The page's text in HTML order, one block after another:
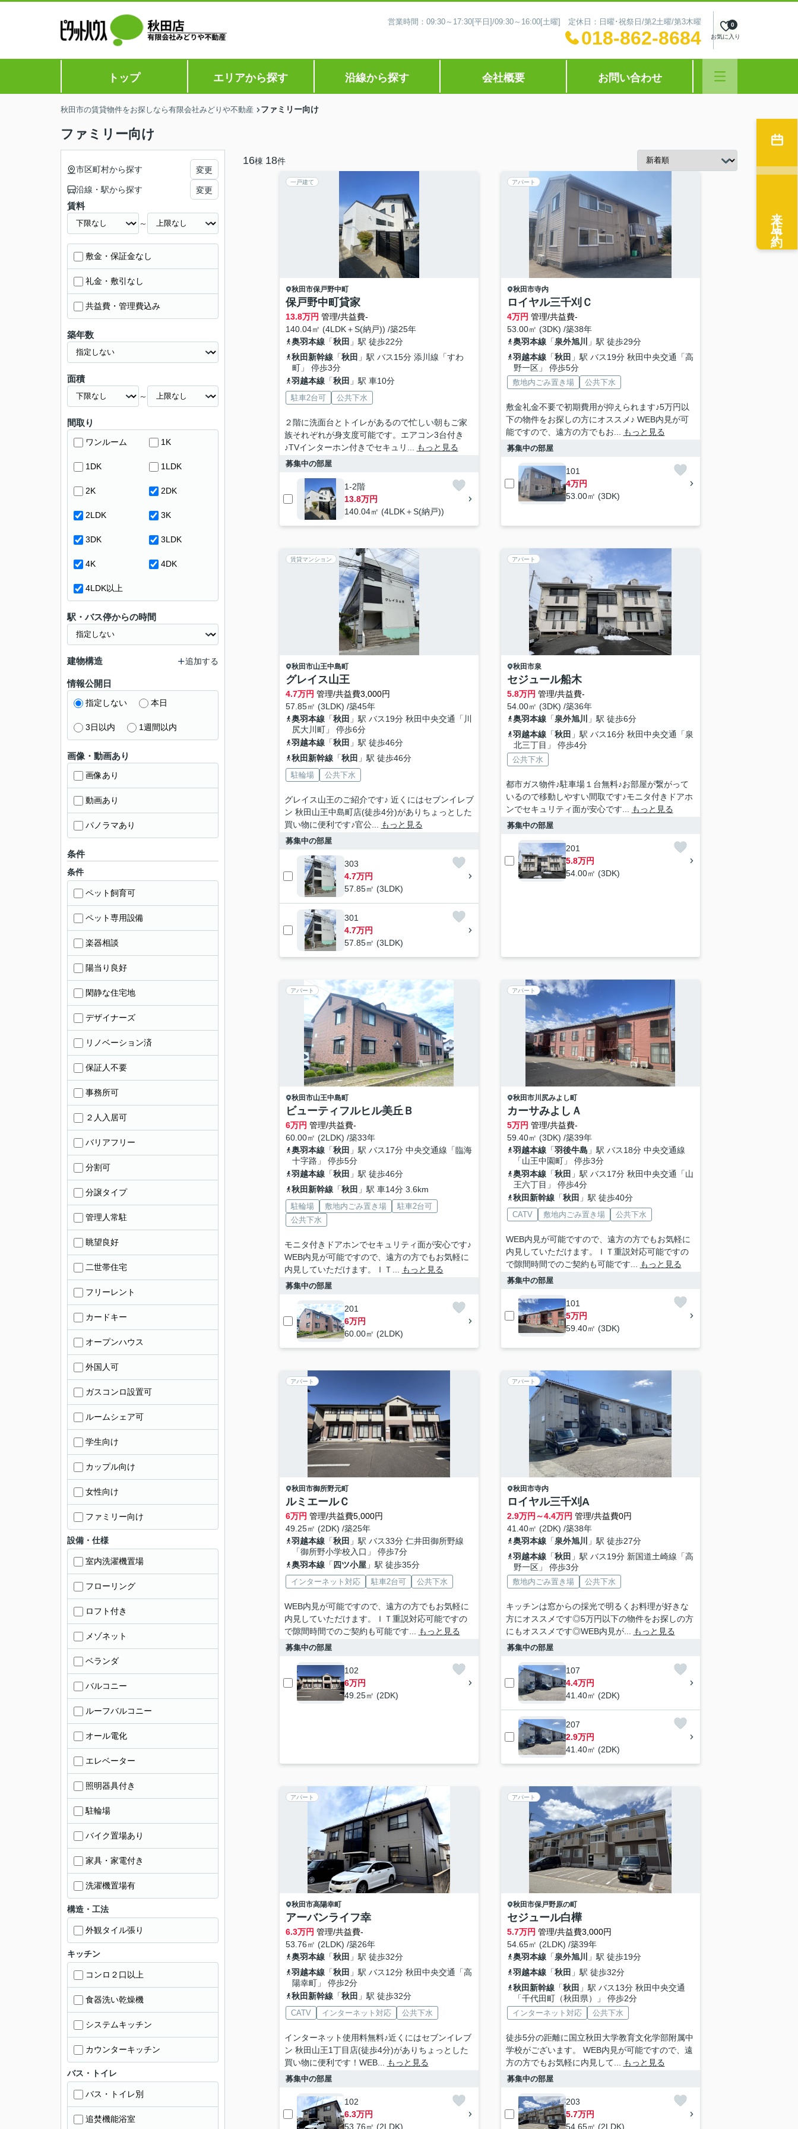
営業時間：09:30～17:30[平日]/09:30～16:00[土曜] 定休日：日曜･祝祭日/第2土曜/第3木曜
018-862-8684 お気に入り
0
トップ エリアから探す 沿線から探す 会社概要 お問い合わせ
秋田市の賃貸物件をお探しなら有限会社みどりや不動産 ファミリー向け
ファミリー向け
16棟 18件
一戸建て
秋田市保戸野中町
保戸野中町貸家
13.8万円 管理/共益費-
140.04㎡ (4LDK＋S(納戸)) /築25年
奥羽本線「秋田 」駅 徒歩22分
秋田新幹線「秋田 」駅 バス15分 添川線「すわ
町」 停歩3分
羽越本線「秋田 」駅 車10分
駐車2台可 公共下水
２階に洗面台とトイレがあるので忙しい朝もご家
族それぞれが身支度可能です。エアコン3台付き
♪TVインターホン付きでセキュリ...
もっと見る
募集中の部屋
1-2階
13.8万円
140.04㎡ (4LDK＋S(納戸))
アパート
秋田市寺内
ロイヤル三千刈Ｃ
4万円 管理/共益費-
53.00㎡ (3DK) /築38年
奥羽本線「泉外旭川
」駅 徒歩29分
羽越本線「秋田 」駅 バス19分 秋田中央交通「高
野一区」 停歩5分
敷地内ごみ置き場 公共下水
敷金礼金不要で初期費用が抑えられます♪5万円以
下の物件をお探しの方にオススメ♪ WEB内見が可
能ですので、遠方の方でもお...
もっと見る
募集中の部屋
101
4万円
53.00㎡ (3DK)
賃貸マンション
秋田市山王中島町
グレイス山王
4.7万円 管理/共益費3,000円
57.85㎡ (3LDK) /築45年
奥羽本線「秋田 」駅 バス19分 秋田中央交通「川
尻大川町」 停歩6分
羽越本線「秋田 」駅 徒歩46分
秋田新幹線「秋田 」駅 徒歩46分
駐輪場 公共下水
グレイス山王のご紹介です♪ 近くにはセブンイレブ
ン 秋田山王中島町店(徒歩4分)がありちょっとした
買い物に便利です♪官公...
もっと見る
募集中の部屋
303
4.7万円
57.85㎡ (3LDK)
301
4.7万円
57.85㎡ (3LDK)
アパート
秋田市泉
セジュール船木
5.8万円 管理/共益費-
54.00㎡ (3DK) /築36年
奥羽本線「泉外旭川
」駅 徒歩6分
羽越本線「秋田 」駅 バス16分 秋田中央交通「泉
北三丁目」 停歩4分
公共下水
都市ガス物件♪駐車場１台無料♪お部屋が繋がって
いるので移動しやすい間取です♪モニタ付きドアホ
ンでセキュリティ面が安心です...
もっと見る
募集中の部屋
201
5.8万円
54.00㎡ (3DK)
アパート
秋田市山王中島町
ビューティフルヒル美丘Ｂ
6万円 管理/共益費-
60.00㎡ (2LDK) /築33年
奥羽本線「秋田 」駅 バス17分 中央交通線「臨海
十字路」 停歩5分
羽越本線「秋田 」駅 徒歩46分
秋田新幹線「秋田 」駅 車14分 3.6km
駐輪場 敷地内ごみ置き場
駐車2台可
公共下水
モニタ付きドアホンでセキュリティ面が安心です♪
WEB内見が可能ですので、遠方の方でもお気軽に
内見していただけます。ＩＴ...
もっと見る
募集中の部屋
201
6万円
60.00㎡ (2LDK)
アパート
秋田市川尻みよし町
カーサみよしＡ
5万円 管理/共益費-
59.40㎡ (3DK) /築39年
羽越本線「羽後牛島 」駅 バス18分 中央交通線
「山王中園町」 停歩3分
奥羽本線「秋田 」駅 バス17分 秋田中央交通「山
王六丁目」 停歩4分
秋田新幹線「秋田 」駅 徒歩40分
CATV 敷地内ごみ置き場 公共下水
WEB内見が可能ですので、遠方の方でもお気軽に
内見していただけます。ＩＴ重説対応可能ですの
で隙間時間でのご契約も可能です...
もっと見る
募集中の部屋
101
5万円
59.40㎡ (3DK)
アパート
秋田市御所野元町
ルミエールＣ
6万円 管理/共益費5,000円
49.25㎡ (2DK) /築25年
羽越本線「秋田 」駅 バス33分 仁井田御所野線
「御所野小学校入口」 停歩7分
奥羽本線「 四ツ小屋」駅 徒歩35分
インターネット対応 駐車2台可 公共下水
WEB内見が可能ですので、遠方の方でもお気軽に
内見していただけます。ＩＴ重説対応可能ですの
で隙間時間でのご契約も可能です...
もっと見る
募集中の部屋
102
6万円
49.25㎡ (2DK)
アパート
秋田市寺内
ロイヤル三千刈A
2.9万円～4.4万円 管理/共益費0円
41.40㎡ (2DK) /築38年
奥羽本線「泉外旭川
」駅 徒歩27分
羽越本線「秋田 」駅 バス19分 新国道土崎線「高
野一区」 停歩3分
敷地内ごみ置き場 公共下水
キッチンは窓からの採光で明るくお料理が好きな
方にオススメです◎5万円以下の物件をお探しの方
にもオススメです◎WEB内見が...
もっと見る
募集中の部屋
107
4.4万円
41.40㎡ (2DK)
207
2.9万円
41.40㎡ (2DK)
アパート
秋田市高陽幸町
アーバンライフ幸
6.3万円 管理/共益費-
53.76㎡ (2LDK) /築26年
奥羽本線「秋田 」駅 徒歩32分
羽越本線「秋田 」駅 バス12分 秋田中央交通「高
陽幸町」 停歩2分
秋田新幹線「秋田 」駅 徒歩32分
CATV インターネット対応 公共下水
インターネット使用料無料♪近くにはセブンイレブ
ン 秋田山王1丁目店(徒歩4分)がありちょっとした
買い物に便利です！WEB...
もっと見る
募集中の部屋
102
6.3万円
53.76㎡ (2LDK)
アパート
秋田市保戸野原の町
セジュール白樺
5.7万円 管理/共益費3,000円
54.65㎡ (2LDK) /築39年
奥羽本線「泉外旭川
」駅 徒歩19分
羽越本線「秋田 」駅 徒歩32分
秋田新幹線「秋田 」駅 バス13分 秋田中央交通
「千代田町（秋田県）」 停歩2分
インターネット対応 公共下水
徒歩5分の距離に国立秋田大学教育文化学部附属中
学校がございます。 WEB内見が可能ですので、遠
方の方でもお気軽に内見して...
もっと見る
募集中の部屋
203
5.7万円
54.65㎡ (2LDK)
市区町村から探す 変更
沿線・駅から探す 変更
賃料
～
敷金・保証金なし
礼金・敷引なし
共益費・管理費込み
築年数
面積
～
間取り
ワンルーム 1K
1DK 1LDK
2K 2DK
2LDK 3K
3DK 3LDK
4K 4DK
4LDK以上
駅・バス停からの時間
建物構造 追加する
情報公開日
指定しない 本日
3日以内 1週間以内
画像・動画あり
画像あり
動画あり
パノラマあり
条件
条件
ペット飼育可
ペット専用設備
楽器相談
陽当り良好
閑静な住宅地
デザイナーズ
リノベーション済
保証人不要
事務所可
２人入居可
バリアフリー
分割可
分譲タイプ
管理人常駐
眺望良好
二世帯住宅
フリーレント
カードキー
オープンハウス
外国人可
ガスコンロ設置可
ルームシェア可
学生向け
カップル向け
女性向け
ファミリー向け
設備・仕様
室内洗濯機置場
フローリング
ロフト付き
メゾネット
ベランダ
バルコニー
ルーフバルコニー
オール電化
エレベーター
照明器具付き
駐輪場
バイク置場あり
家具・家電付き
洗濯機置場有
構造・工法
外観タイル張り
キッチン
コンロ２口以上
食器洗い乾燥機
システムキッチン
カウンターキッチン
バス・トイレ
バス・トイレ別
追焚機能浴室
来店予約